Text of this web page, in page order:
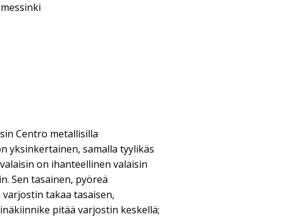
Centro metallisilla
yksinkertainen, samalla tyylikäs
on ihanteellinen valaisin
Sen tasainen, pyöreä
takaa tasaisen,
pitää varjostin keskellä;